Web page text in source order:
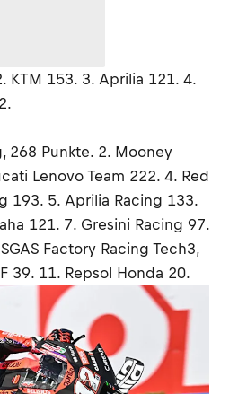
KTM 153. 3. Aprilia 121. 4.
268 Punkte. 2. Mooney
Lenovo Team 222. 4. Red
193. 5. Aprilia Racing 133.
121. 7. Gresini Racing 97.
Factory Racing Tech3,
39. 11. Repsol Honda 20.